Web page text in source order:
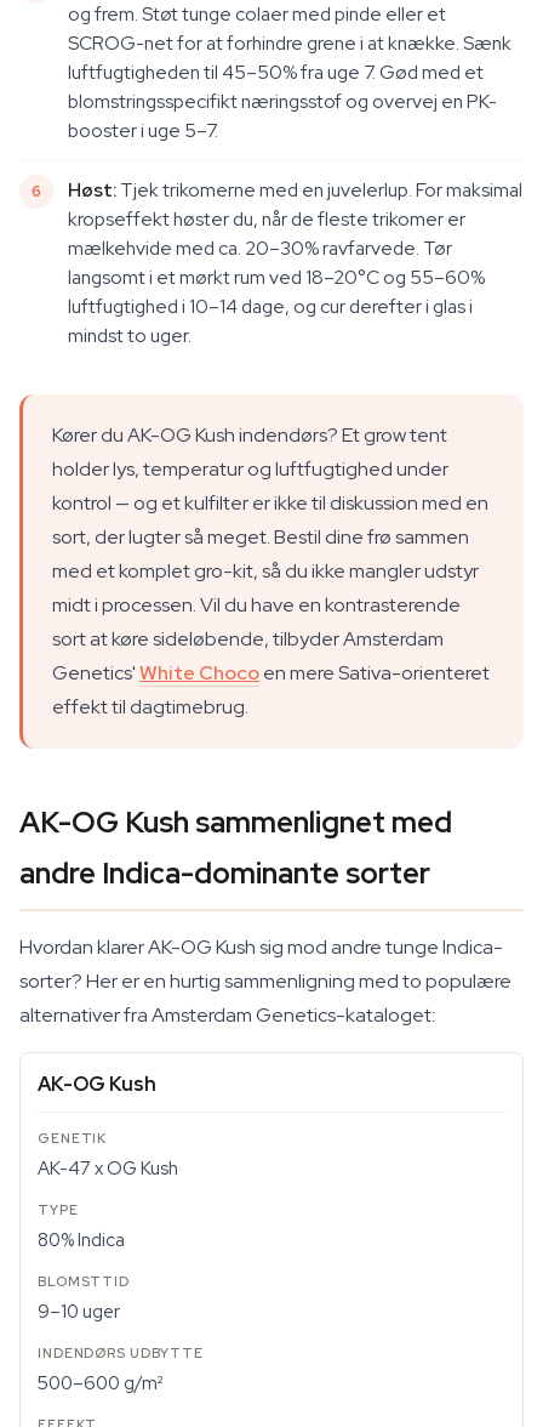
og frem. Støt tunge colaer med pinde eller et
SCROG-net for at forhindre grene i at knække. Sænk
luftfugtigheden til 45–50% fra uge 7. Gød med et
blomstringsspecifikt næringsstof og overvej en PK-
booster i uge 5–7.
Høst:Tjek trikomerne med en juvelerlup. For maksimal
kropseffekt høster du, når de fleste trikomer er
mælkehvide med ca. 20–30% ravfarvede. Tør
langsomt i et mørkt rum ved 18–20°C og 55–60%
luftfugtighed i 10–14 dage, og cur derefter i glas i
mindst to uger.
Kører du AK-OG Kush indendørs? Et grow tent
holder lys, temperatur og luftfugtighed under
kontrol — og et kulfilter er ikke til diskussion med en
sort, der lugter så meget. Bestil dine frø sammen
med et komplet gro-kit, så du ikke mangler udstyr
midt i processen. Vil du have en kontrasterende
sort at køre sideløbende, tilbyder Amsterdam
Genetics'White Chocoen mere Sativa-orienteret
effekt til dagtimebrug.
AK-OG Kush sammenlignet med
andre Indica-dominante sorter
Hvordan klarer AK-OG Kush sig mod andre tunge Indica-
sorter? Her er en hurtig sammenligning med to populære
alternativer fra Amsterdam Genetics-kataloget:
AK-OG Kush
AK-47 x OG Kush
80% Indica
9–10 uger
500–600 g/m²